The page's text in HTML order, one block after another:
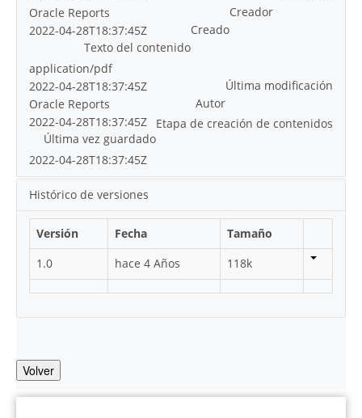
Creador
Oracle Reports
Creado
2022-04-28T18:37:45Z
Texto del contenido
application/pdf
Última modificación
2022-04-28T18:37:45Z
Autor
Oracle Reports
Etapa de creación de contenidos
2022-04-28T18:37:45Z
Última vez guardado
2022-04-28T18:37:45Z
Histórico de versiones
Versión Fecha
Tamaño
1.0
hace 4 Años 118k
Volver